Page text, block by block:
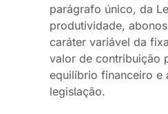
parágrafo único, da
produtividade,
caráter variável da
valor de contribuição
equilíbrio financeiro e
legislação.